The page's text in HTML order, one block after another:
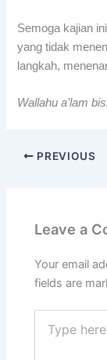
Semoga kajian
yang tidak
langkah,
Wallahu a’lam
PREVIOUS
Leave a
Your email
fields are
here..